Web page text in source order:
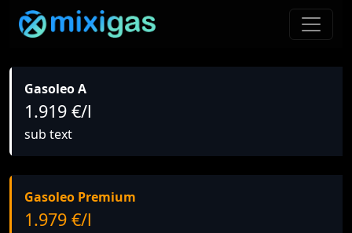
Gasoleo A
1.919 €/l
sub text
Gasoleo Premium
1.979 €/l